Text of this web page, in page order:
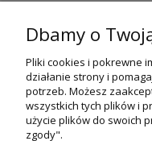
Widzew).
Godziny otwarcia:
pn-pt 9:00-17:00
+48 530 230 483
psokoty@psokoty.pl
Dbamy o
Pliki cookies i pokrewne
działanie strony i
potrzeb. Możesz
wszystkich tych plików i
użycie plików do swoich
zgody".